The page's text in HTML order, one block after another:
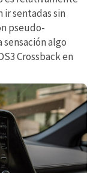
sentadas sin
pseudo-
algo
Crossback en